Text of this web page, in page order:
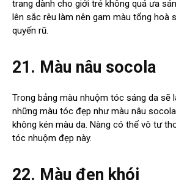
trang dành cho giới trẻ không quá ưa
lên sắc rêu làm nên gam màu tổng hoà
quyến rũ.
21. Màu nâu socola
Trong bảng màu nhuộm tóc sáng da sẽ
những màu tóc đẹp như màu nâu
không kén màu da. Nàng có thể vô tư
tóc nhuộm đẹp này.
22. Màu đen khói